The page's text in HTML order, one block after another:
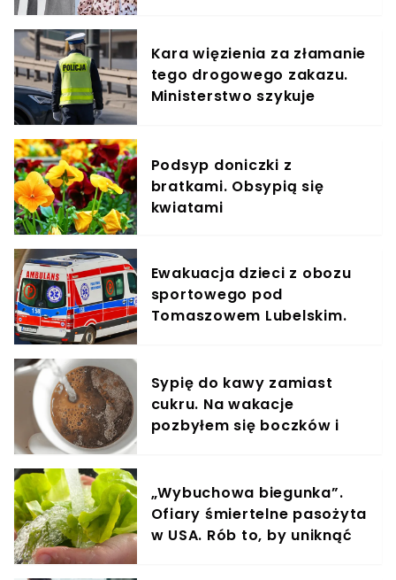
Kara więzienia za złamanie
tego drogowego zakazu.
Ministerstwo szykuje
Podsyp doniczki z
bratkami. Obsypią się
kwiatami
Ewakuacja dzieci z obozu
sportowego pod
Tomaszowem Lubelskim.
Sypię do kawy zamiast
cukru. Na wakacje
pozbyłem się boczków i
„Wybuchowa biegunka”.
Ofiary śmiertelne pasożyta
w USA. Rób to, by uniknąć